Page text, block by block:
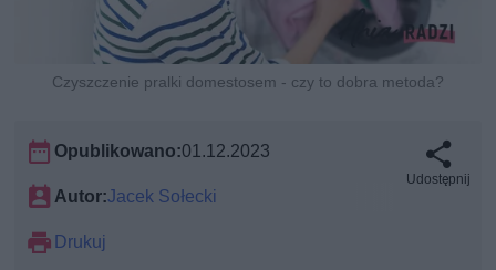
Czyszczenie pralki domestosem - czy to dobra metoda?
Opublikowano:01.12.2023
Autor:Jacek Sołecki
Drukuj
Udostępnij